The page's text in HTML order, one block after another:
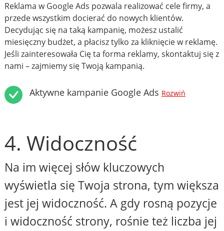
Reklama w Google Ads pozwala realizować cele firmy, a
przede wszystkim docierać do nowych klientów.
Decydując się na taką kampanię, możesz ustalić
miesięczny budżet, a płacisz tylko za kliknięcie w reklamę.
Jeśli zainteresowała Cię ta forma reklamy, skontaktuj się z
nami – zajmiemy się Twoją kampanią.
Aktywne kampanie Google Ads Rozwiń
4. Widoczność
Na im więcej słów kluczowych
wyświetla się Twoja strona, tym większa
jest jej widoczność. A gdy rosną pozycje
i widoczność strony, rośnie też liczba jej